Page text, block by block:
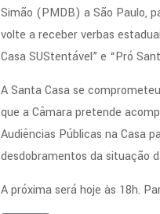
Simão (PMDB) a São Paulo,
volte a receber verbas
Casa SUStentável” e “Pró
A Santa Casa se
que a Câmara pretende
Audiências Públicas na Casa
desdobramentos da situação
A próxima será hoje às 18h.